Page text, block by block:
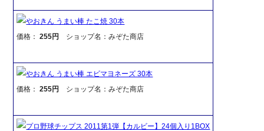
やおきん うまい棒 たこ焼 30本
価格：255円 ショップ名：みぞた商店
やおきん うまい棒 エビマヨネーズ 30本
価格：255円 ショップ名：みぞた商店
プロ野球チップス 2011第1弾【カルビー】24個入り1BOX